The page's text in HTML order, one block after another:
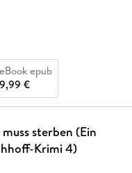
eBook epub
9,99 €
sterben (Ein
Krimi 4)